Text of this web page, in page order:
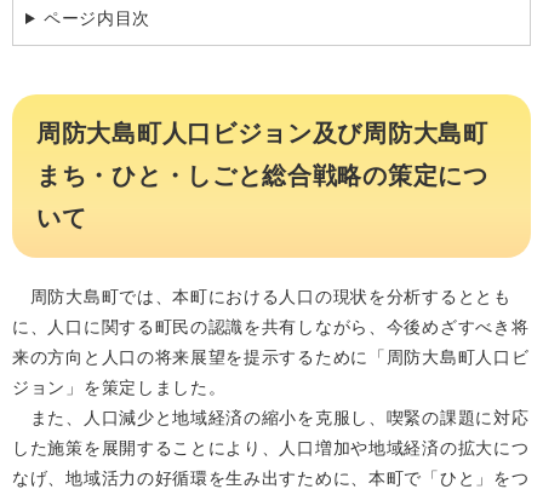
ページ内目次
周防大島町人口ビジョン及び周防大島町
まち・ひと・しごと総合戦略の策定につ
いて
周防大島町では、本町における人口の現状を分析するととも
に、人口に関する町民の認識を共有しながら、今後めざすべき将
来の方向と人口の将来展望を提示するために「周防大島町人口ビ
ジョン」を策定しました。
また、人口減少と地域経済の縮小を克服し、喫緊の課題に対応
した施策を展開することにより、人口増加や地域経済の拡大につ
なげ、地域活力の好循環を生み出すために、本町で「ひと」をつ